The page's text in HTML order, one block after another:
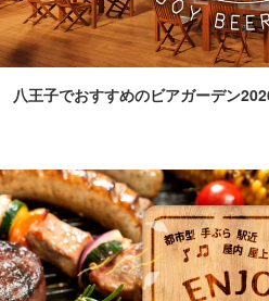
八王子でおすすめのビアガーデン